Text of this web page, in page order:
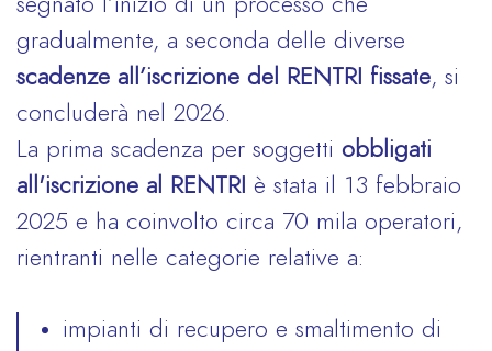
gradualmente, a seconda delle diverse
scadenze all’iscrizione del RENTRI fissate, si
concluderà nel 2026.
La prima scadenza per soggetti obbligati
all'iscrizione al RENTRI è stata il 13 febbraio
2025 e ha coinvolto circa 70 mila operatori,
rientranti nelle categorie relative a:
impianti di recupero e smaltimento di